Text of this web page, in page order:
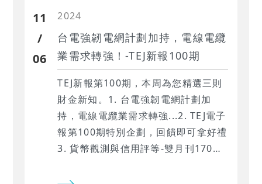
11
/
06
2024
台電強韌電網計劃加持，電線電纜
業需求轉強！-TEJ新報100期
TEJ新報第100期，本周為您精選三則
財金新知。1. 台電強韌電網計劃加
持，電線電纜業需求轉強...2. TEJ電子
報第100期特別企劃，回饋即可拿好禮
3. 貨幣觀測與信用評等-雙月刊170期